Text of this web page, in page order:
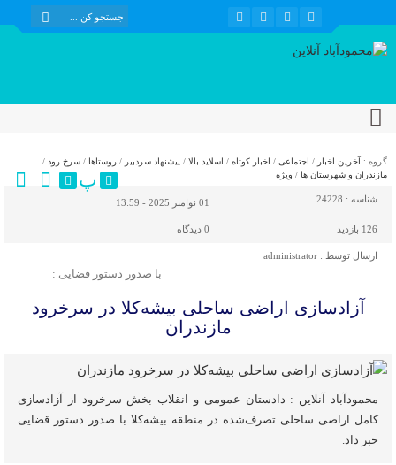
گروه : آخرین اخبار / اجتماعی / اخبار کوتاه / اسلاید بالا / پیشنهاد سردبیر / روستاها / سرخ رود /
مازندران و شهرستان ها / ویژه پ
شناسه : 24228 01 نوامبر 2025 - 13:59
126 بازدید 0 دیدگاه
ارسال توسط : administrator
با صدور دستور قضایی :
آزادسازی اراضی ساحلی بیشه‌کلا در سرخرود
مازندران
محمودآباد آنلاین : ‌دادستان عمومی و انقلاب بخش سرخرود از آزادسازی
کامل اراضی ساحلی تصرف‌شده در منطقه بیشه‌کلا با صدور دستور قضایی
خبر داد.